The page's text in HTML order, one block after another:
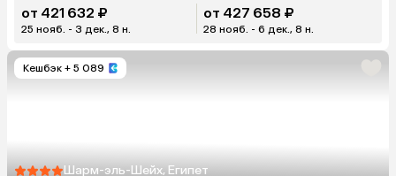
от 421 632 ₽
25 нояб. - 3 дек., 8 н.
от 427 658 ₽
28 нояб. - 6 дек., 8 н.
Кешбэк + 5 089
Шарм-эль-Шейх, Египет